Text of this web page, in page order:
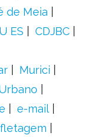
de Meia
ES
CDJBC
Murici
e-mail